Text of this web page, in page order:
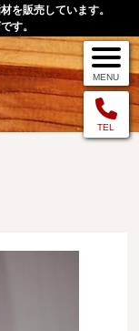
を販売しています。
す。
TEL
MENU